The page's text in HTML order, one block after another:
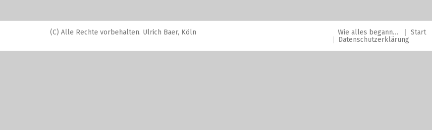
(C) Alle Rechte vorbehalten. Ulrich Baer, Köln Wie alles begann… Start
Datenschutzerklärung